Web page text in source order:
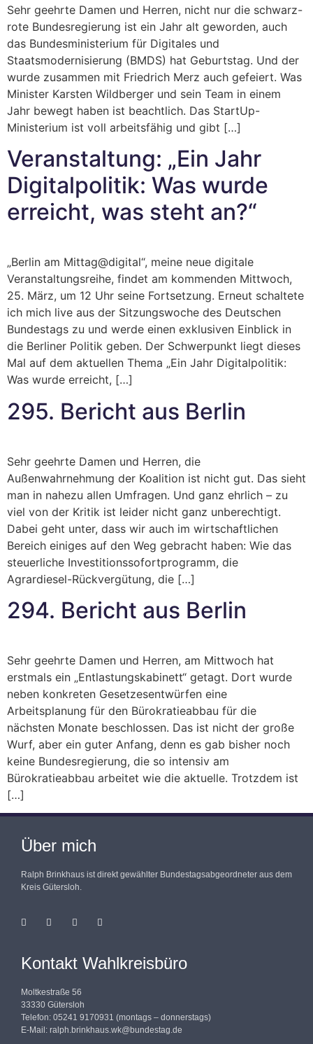
Sehr geehrte Damen und Herren, nicht nur die schwarz-
rote Bundesregierung ist ein Jahr alt geworden, auch
das Bundesministerium für Digitales und
Staatsmodernisierung (BMDS) hat Geburtstag. Und der
wurde zusammen mit Friedrich Merz auch gefeiert. Was
Minister Karsten Wildberger und sein Team in einem
Jahr bewegt haben ist beachtlich. Das StartUp-
Ministerium ist voll arbeitsfähig und gibt […]
Veranstaltung: „Ein Jahr
Digitalpolitik: Was wurde
erreicht, was steht an?“
„Berlin am Mittag@digital“, meine neue digitale
Veranstaltungsreihe, findet am kommenden Mittwoch,
25. März, um 12 Uhr seine Fortsetzung. Erneut schaltete
ich mich live aus der Sitzungswoche des Deutschen
Bundestags zu und werde einen exklusiven Einblick in
die Berliner Politik geben. Der Schwerpunkt liegt dieses
Mal auf dem aktuellen Thema „Ein Jahr Digitalpolitik:
Was wurde erreicht, […]
295. Bericht aus Berlin
Sehr geehrte Damen und Herren, die
Außenwahrnehmung der Koalition ist nicht gut. Das sieht
man in nahezu allen Umfragen. Und ganz ehrlich – zu
viel von der Kritik ist leider nicht ganz unberechtigt.
Dabei geht unter, dass wir auch im wirtschaftlichen
Bereich einiges auf den Weg gebracht haben: Wie das
steuerliche Investitionssofortprogramm, die
Agrardiesel-Rückvergütung, die […]
294. Bericht aus Berlin
Sehr geehrte Damen und Herren, am Mittwoch hat
erstmals ein „Entlastungskabinett“ getagt. Dort wurde
neben konkreten Gesetzesentwürfen eine
Arbeitsplanung für den Bürokratieabbau für die
nächsten Monate beschlossen. Das ist nicht der große
Wurf, aber ein guter Anfang, denn es gab bisher noch
keine Bundesregierung, die so intensiv am
Bürokratieabbau arbeitet wie die aktuelle. Trotzdem ist
[…]
Über mich
Ralph Brinkhaus ist direkt gewählter Bundestagsabgeordneter aus dem
Kreis Gütersloh.
Kontakt Wahlkreisbüro
Moltkestraße 56
33330 Gütersloh
Telefon: 05241 9170931 (montags – donnerstags)
E-Mail: ralph.brinkhaus.wk@bundestag.de